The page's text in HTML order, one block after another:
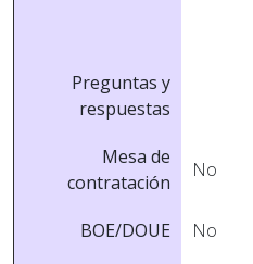
Preguntas y
respuestas
Mesa de
contratación
No
BOE/DOUE No